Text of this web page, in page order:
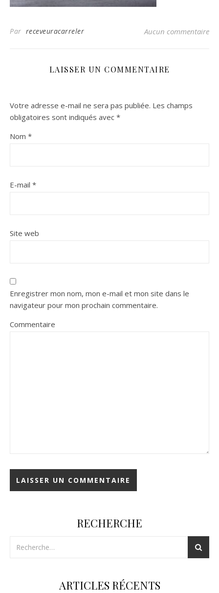
Par receveuracarreler Aucun commentaire
LAISSER UN COMMENTAIRE
Votre adresse e-mail ne sera pas publiée. Les champs
obligatoires sont indiqués avec *
Nom *
E-mail *
Site web
Enregistrer mon nom, mon e-mail et mon site dans le
navigateur pour mon prochain commentaire.
Commentaire
RECHERCHE
ARTICLES RÉCENTS